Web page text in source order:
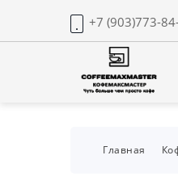
+7 (903)773-
Главная